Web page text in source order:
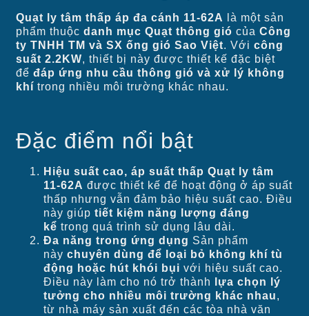
Quạt ly tâm thấp áp đa cánh 11-62A
là một sản
phẩm thuộcdanh mục Quạt thông gió củaCông
ty TNHH TM và SX ống gió Sao Việt. Vớicông
suất 2.2KW, thiết bị này được thiết kế đặc biệt
đểđáp ứng nhu cầu thông gió và xử lý không
khí trong nhiều môi trường khác nhau.
Đặc điểm nổi bật
Hiệu suất cao, áp suất thấp Quạt ly tâm
11-62A được thiết kế để hoạt động ở áp suất
thấp nhưng vẫn đảm bảo hiệu suất cao. Điều
này giúptiết kiệm năng lượng đáng
kể trong quá trình sử dụng lâu dài.
Đa năng trong ứng dụng Sản phẩm
nàychuyên dùng để loại bỏ không khí tù
động hoặc hút khói bụi với hiệu suất cao.
Điều này làm cho nó trở thành
lựa chọn lý
tưởng cho nhiều môi trường khác nhau,
từ nhà máy sản xuất đến các tòa nhà văn